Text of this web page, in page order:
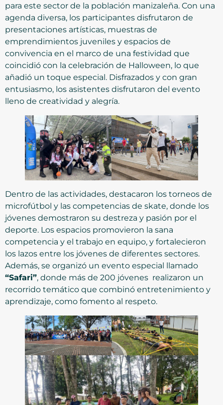
para este sector de la población manizaleña. Con una
agenda diversa, los participantes disfrutaron de
presentaciones artísticas, muestras de
emprendimientos juveniles y espacios de
convivencia en el marco de una festividad que
coincidió con la celebración de Halloween, lo que
añadió un toque especial. Disfrazados y con gran
entusiasmo, los asistentes disfrutaron del evento
lleno de creatividad y alegría.
Dentro de las actividades, destacaron los torneos de
microfútbol y las competencias de skate, donde los
jóvenes demostraron su destreza y pasión por el
deporte. Los espacios promovieron la sana
competencia y el trabajo en equipo, y fortalecieron
los lazos entre los jóvenes de diferentes sectores.
Además, se organizó un evento especial llamado
“Safari”, donde más de 200 jóvenes realizaron un
recorrido temático que combinó entretenimiento y
aprendizaje, como fomento al respeto.